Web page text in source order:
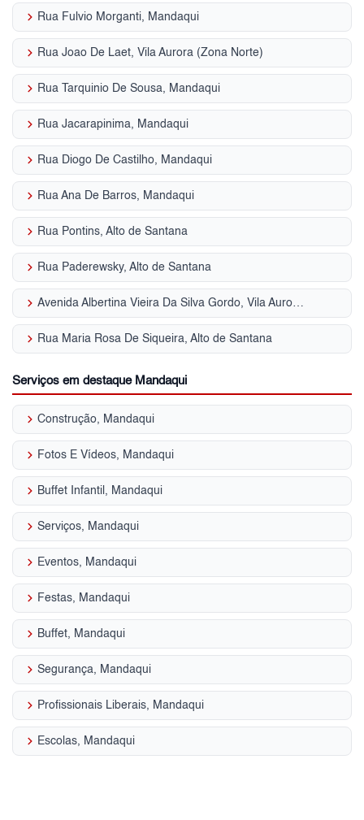
keyboard_arrow_right Rua Fulvio Morganti, Mandaqui
keyboard_arrow_right Rua Joao De Laet, Vila Aurora (Zona Norte)
keyboard_arrow_right Rua Tarquinio De Sousa, Mandaqui
keyboard_arrow_right Rua Jacarapinima, Mandaqui
keyboard_arrow_right Rua Diogo De Castilho, Mandaqui
keyboard_arrow_right Rua Ana De Barros, Mandaqui
keyboard_arrow_right Rua Pontins, Alto de Santana
keyboard_arrow_right Rua Paderewsky, Alto de Santana
keyboard_arrow_right Avenida Albertina Vieira Da Silva Gordo, Vila Aurora (Zona Norte)
keyboard_arrow_right Rua Maria Rosa De Siqueira, Alto de Santana
Serviços em destaque Mandaqui
keyboard_arrow_right Construção, Mandaqui
keyboard_arrow_right Fotos E Vídeos, Mandaqui
keyboard_arrow_right Buffet Infantil, Mandaqui
keyboard_arrow_right Serviços, Mandaqui
keyboard_arrow_right Eventos, Mandaqui
keyboard_arrow_right Festas, Mandaqui
keyboard_arrow_right Buffet, Mandaqui
keyboard_arrow_right Segurança, Mandaqui
keyboard_arrow_right Profissionais Liberais, Mandaqui
keyboard_arrow_right Escolas, Mandaqui